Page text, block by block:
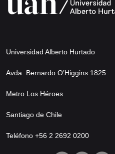
Universidad Alberto Hurtado
Avda. Bernardo O’Higgins 1825
Metro Los Héroes
Santiago de Chile
Teléfono +56 2 2692 0200